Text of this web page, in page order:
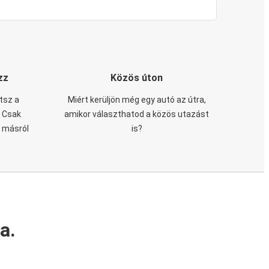
a
Közös úton
Miért kerüljön még egy autó az útra,
amikor választhatod a közös utazást
is?